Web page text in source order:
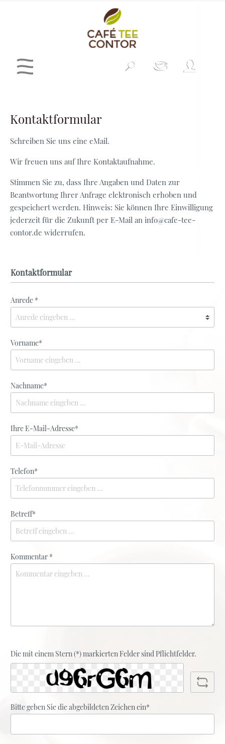
Kontaktformular
Schreiben Sie uns eine eMail.
Wir freuen uns auf Ihre Kontaktaufnahme.
Stimmen Sie zu, dass Ihre Angaben und Daten zur
Beantwortung Ihrer Anfrage elektronisch erhoben und
gespeichert werden. Hinweis: Sie können Ihre Einwilligung
jederzeit für die Zukunft per E-Mail an info@cafe-tee-
contor.de widerrufen.
Kontaktformular
Anrede *
Vorname*
Nachname*
Ihre E-Mail-Adresse*
Telefon*
Betreff*
Kommentar *
Die mit einem Stern (*) markierten Felder sind Pflichtfelder.
Bitte geben Sie die abgebildeten Zeichen ein*